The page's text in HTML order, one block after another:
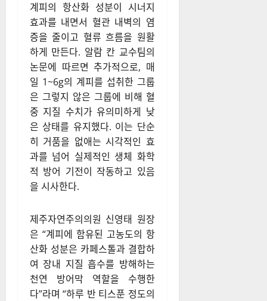
계피의 항산화 성분이 시너지
효과를 내면서 혈관 내벽의 염
증을 줄이고 혈류 흐름을 원활
하게 만든다. 알람 칸 교수팀의
논문에 따르면 추가적으로, 매
일 1~6g의 계피를 섭취한 그룹
은 그렇지 않은 그룹에 비해 혈
중 지질 수치가 유의미하게 낮
은 상태를 유지했다. 이는 단순
히 거품을 없애는 시각적인 효
과를 넘어 실제적인 생체 화학
적 방어 기전이 작동하고 있음
을 시사한다.
제주자연주의의원 신영태 원장
은 “계피에 함유된 고농도의 항
산화 성분은 카페스톨과 결합하
여 장내 지질 흡수를 방해하는
천연 방어막 역할을 수행한
다”라며 “하루 반 티스푼 정도의